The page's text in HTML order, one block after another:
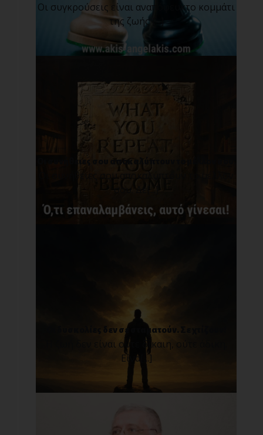
Οι συγκρούσεις είναι αναπόφευκτο κομμάτι
της ζωής [...]
Οι συνήθειες σου αποκαλύπτουν το μέλλον σου.
Οι συνήθειες σου αποκαλύπτουν το μέλλον
Οι δυσκολίες δεν σε σταματούν. Σε χτίζουν!
Η ζωή δεν είναι ούτε δίκαιη, ούτε άδικη.
Είνα[...]